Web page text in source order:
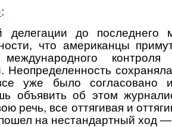
:
делегации до
что американцы
международного
Неопределенность
уже было согласовано
объявить об этом
речь, все оттягивая и
на нестандартный ход